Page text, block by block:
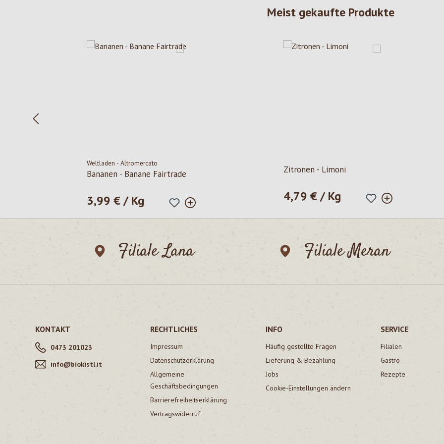
Meist gekaufte Produkte
Weltladen - Altromercato
Bananen - Banane Fairtrade
Regulärer Preis:
3,99 € / Kg
Zitronen - Limoni
Regulärer Preis:
4,79 € / Kg
Filiale Lana Filiale Meran
KONTAKT
0473 201023
info@biokistl.it
RECHTLICHES
Impressum
Datenschutzerklärung
Allgemeine
Geschäftsbedingungen
Barrierefreiheitserklärung
Vertragswiderruf
INFO
Häufig gestellte Fragen
Lieferung & Bezahlung
Jobs
Cookie-Einstellungen ändern
SERVICE
Filialen
Gastro
Rezepte